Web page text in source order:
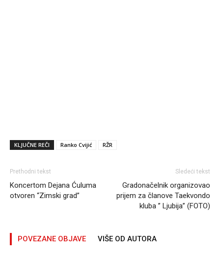
KLJUČNE REČI Ranko Cvijić RŽR
Prethodni tekst
Koncertom Dejana Ćuluma
otvoren “Zimski grad”
Sledeći tekst
Gradonačelnik organizovao
prijem za članove Taekvondo
kluba ” Ljubija” (FOTO)
POVEZANE OBJAVE VIŠE OD AUTORA